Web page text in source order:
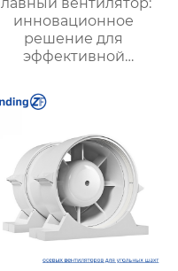
инновационное
решение для
эффективной
оптимизации работы